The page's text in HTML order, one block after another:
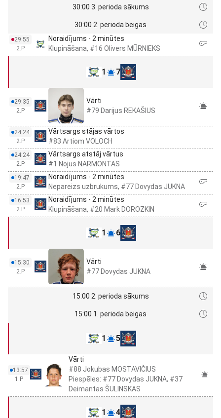
30:00 3. perioda sākums
30:00 2. perioda beigas
29:55
2.P
Noraidījums - 2 minūtes
Klupināšana, #16 Olivers MŪRNIEKS
1 7
29:35
2.P
Vārti
#79 Darijus REKAŠIUS
24:24
2.P
Vārtsargs stājas vārtos
#83 Artiom VOLOCH
24:24
2.P
Vārtsargs atstāj vārtus
#1 Nojus NARMONTAS
19:47
2.P
Noraidījums - 2 minūtes
Nepareizs uzbrukums, #77 Dovydas JUKNA
16:53
2.P
Noraidījums - 2 minūtes
Klupināšana, #20 Mark DOROZKIN
1 6
15:30
2.P
Vārti
#77 Dovydas JUKNA
15:00 2. perioda sākums
15:00 1. perioda beigas
1 5
13:57
1.P
Vārti
#88 Jokubas MOSTAVIČIUS
Piespēles: #77 Dovydas JUKNA, #37
Deimantas ŠULINSKAS
1 4